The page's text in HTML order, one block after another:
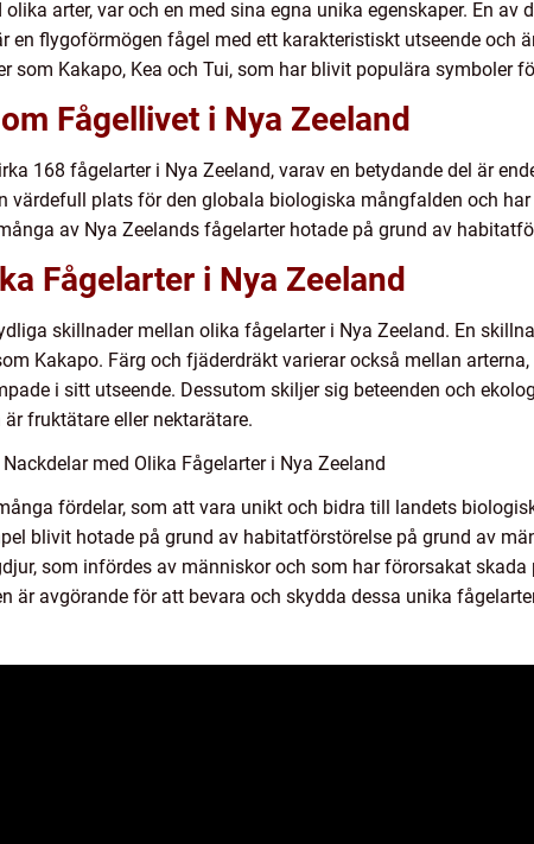
arter, var och en med sina egna unika egenskaper. En av
en flygoförmögen fågel med ett karakteristiskt utseende och
som Kakapo, Kea och Tui, som har blivit populära symboler
Fågellivet i Nya Zeeland
168 fågelarter i Nya Zeeland, varav en betydande del är
värdefull plats för den globala biologiska mångfalden och
av Nya Zeelands fågelarter hotade på grund av
Fågelarter i Nya Zeeland
skillnader mellan olika fågelarter i Nya Zeeland. En
Kakapo. Färg och fjäderdräkt varierar också mellan
i sitt utseende. Dessutom skiljer sig beteenden och
fruktätare eller nektarätare.
med Olika Fågelarter i Nya Zeeland
fördelar, som att vara unikt och bidra till landets
blivit hotade på grund av habitatförstörelse på grund av
som infördes av människor och som har förorsakat
är avgörande för att bevara och skydda dessa unika